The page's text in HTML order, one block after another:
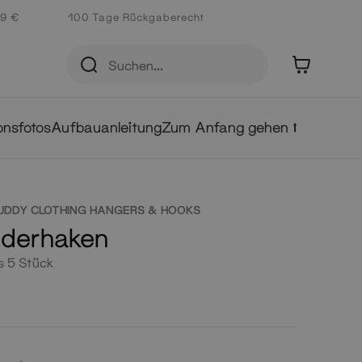
€ 100 Tage Rückgaberecht
AufbauanleitungZum Anfang gehen ⭡
CLOTHING HANGERS & HOOKS
5 Stück